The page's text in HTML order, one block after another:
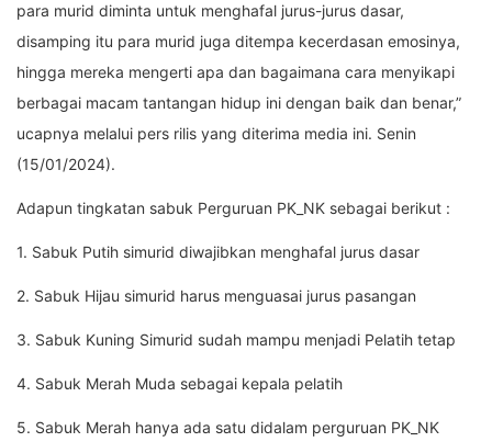
para murid diminta untuk menghafal jurus-jurus dasar,
disamping itu para murid juga ditempa kecerdasan emosinya,
hingga mereka mengerti apa dan bagaimana cara menyikapi
berbagai macam tantangan hidup ini dengan baik dan benar,”
ucapnya melalui pers rilis yang diterima media ini. Senin
(15/01/2024).
Adapun tingkatan sabuk Perguruan PK_NK sebagai berikut :
1. Sabuk Putih simurid diwajibkan menghafal jurus dasar
2. Sabuk Hijau simurid harus menguasai jurus pasangan
3. Sabuk Kuning Simurid sudah mampu menjadi Pelatih tetap
4. Sabuk Merah Muda sebagai kepala pelatih
5. Sabuk Merah hanya ada satu didalam perguruan PK_NK